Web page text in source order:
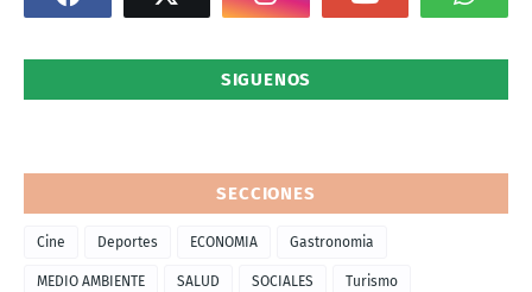
SIGUENOS
SECCIONES
Cine Deportes ECONOMIA Gastronomia
MEDIO AMBIENTE SALUD SOCIALES Turismo